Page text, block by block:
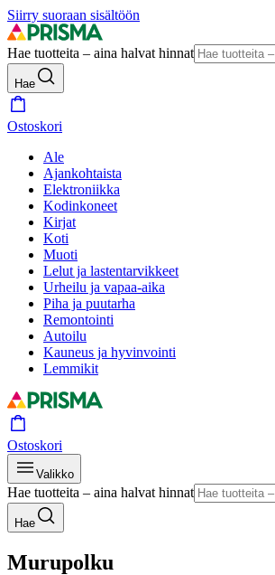
Siirry suoraan sisältöön
Hae tuotteita – aina halvat hinnat
Hae
Ostoskori
Ale
Ajankohtaista
Elektroniikka
Kodinkoneet
Kirjat
Koti
Muoti
Lelut ja lastentarvikkeet
Urheilu ja vapaa-aika
Piha ja puutarha
Remontointi
Autoilu
Kauneus ja hyvinvointi
Lemmikit
Ostoskori
Valikko
Hae tuotteita – aina halvat hinnat
Hae
Murupolku